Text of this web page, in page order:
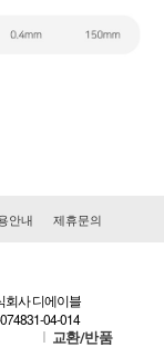
안내 제휴문의
회사 디에이블
04-014
l 교환/반품